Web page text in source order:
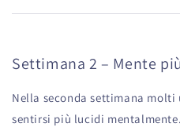
Settimana 2 – Mente
Nella seconda settimana
sentirsi più lucidi